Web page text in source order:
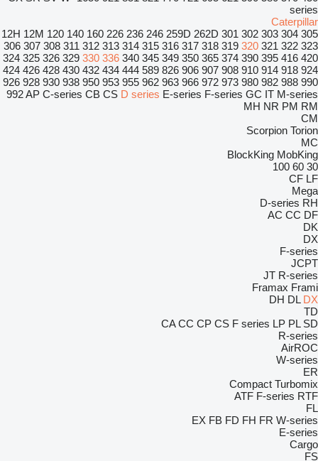
series
Caterpillar
12H 12M 120 140 160 226 236 246 259D 262D 301 302 303 304 305
306 307 308 311 312 313 314 315 316 317 318 319 320 321 322 323
324 325 326 329 330 336 340 345 349 350 365 374 390 395 416 420
424 426 428 430 432 434 444 589 826 906 907 908 910 914 918 924
926 928 930 938 950 953 955 962 963 966 972 973 980 982 988 990
992AP C-series CB CS D series E-series F-series GC IT M-series
MH NR PM RM
CM
Scorpion Torion
MC
BlockKing MobKing
30
60
100
CF LF
Mega
D-series RH
AC CC DF
DK
DX
F-series
JCPT
JT R-series
Framax Frami
DH DL DX
TD
CA CC CP CS F series LP PL SD
R-series
AirROC
W-series
ER
Compact Turbomix
ATF F-series RTF
FL
EX FB FD FH FR W-series
E-series
Cargo
FS